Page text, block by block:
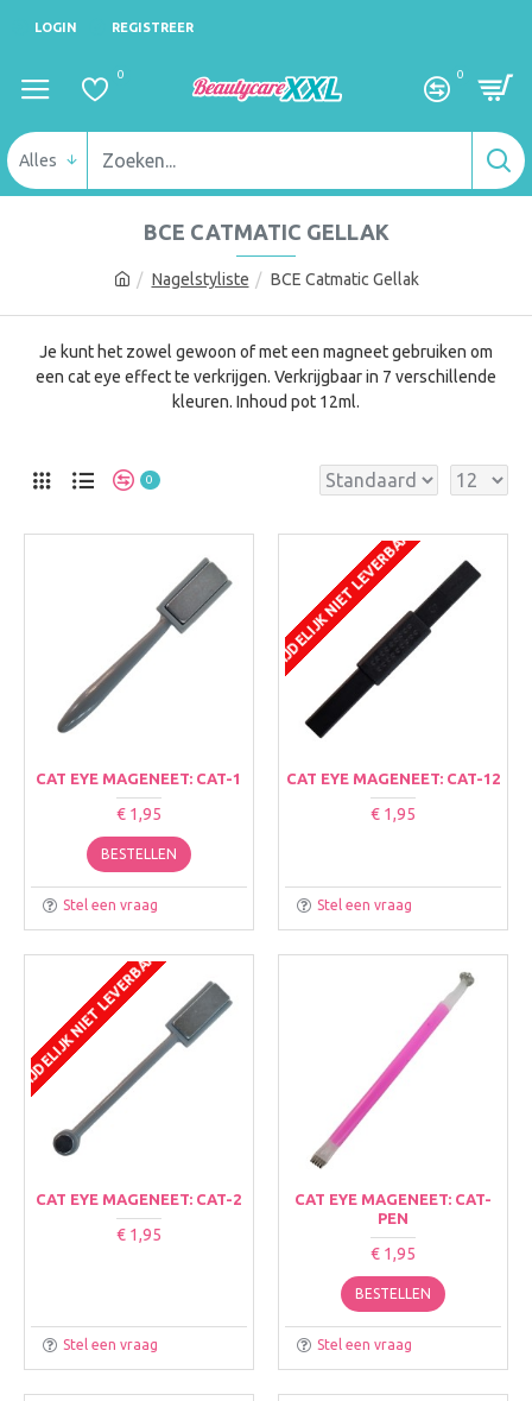
LOGIN REGISTREER
0 0
Alles
Nagelstyliste BCE Catmatic Gellak
BCE CATMATIC GELLAK
Je kunt het zowel gewoon of met een magneet gebruiken om
een cat eye effect te verkrijgen. Verkrijgbaar in 7 verschillende
kleuren. Inhoud pot 12ml.
0
CAT EYE MAGENEET: CAT-1
€ 1,95
BESTELLEN
Stel een vraag
TIJDELIJK NIET LEVERBAAR
CAT EYE MAGENEET: CAT-12
€ 1,95
Stel een vraag
TIJDELIJK NIET LEVERBAAR
CAT EYE MAGENEET: CAT-2
€ 1,95
Stel een vraag
CAT EYE MAGENEET: CAT-
PEN
€ 1,95
BESTELLEN
Stel een vraag